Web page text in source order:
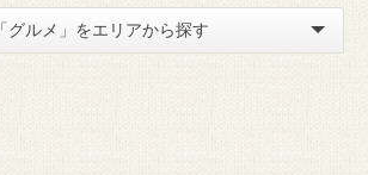
「グルメ」をエリアから探す